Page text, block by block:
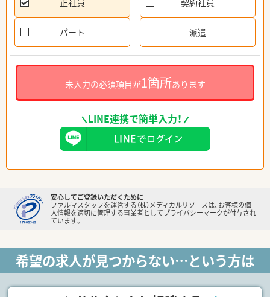
正社員 契約社員
パート 派遣
未入力の必須項目が1箇所あります
LINE連携で簡単入力！
安心してご登録いただくために
ファルマスタッフを運営する（株）メディカルリソースは、お客様の個
人情報を適切に管理する事業者としてプライバシーマークが付与され
ています。
希望の求人が見つからない…という方は